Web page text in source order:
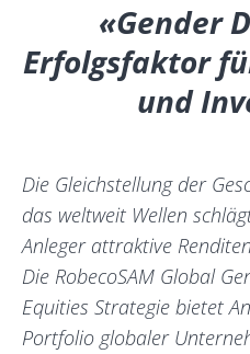
«Gender
Erfolgsfaktor
und
Die Gleichstellung der
das weltweit Wellen
Anleger attraktive
Die RobecoSAM Global
Equities Strategie bietet
Portfolio globaler